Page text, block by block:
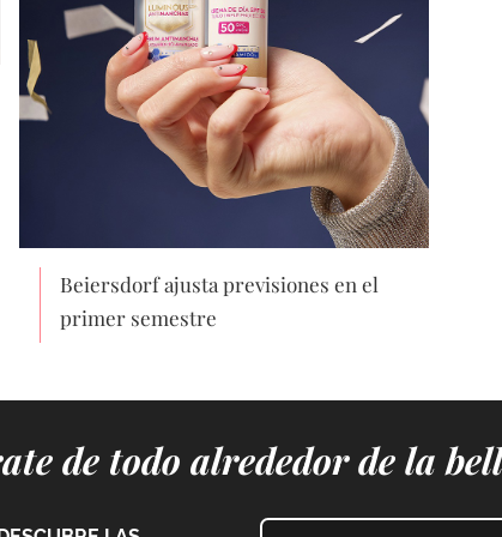
Beiersdorf ajusta previsiones en el
primer semestre
de todo alrededor de la